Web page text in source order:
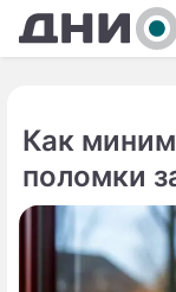
Как
поломки